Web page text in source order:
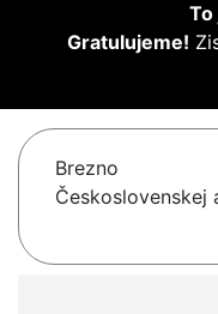
To
Gratulujeme!
Brezno
Československej